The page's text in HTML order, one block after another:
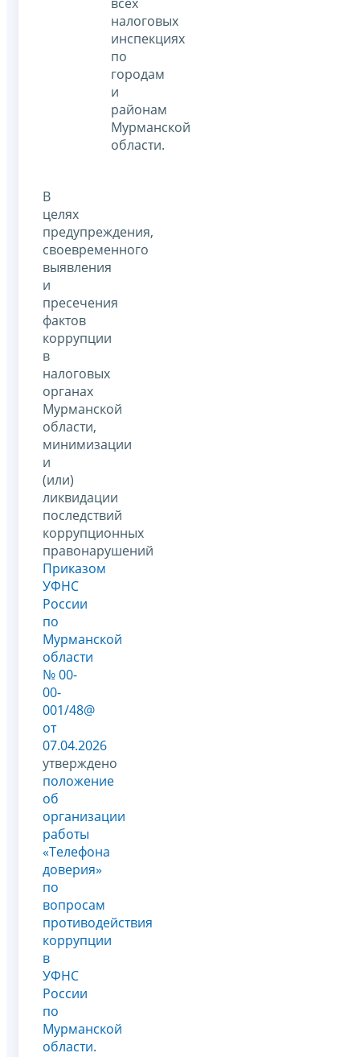
налоговых
инспекциях
по
городам
и
районам
Мурманской
области.
В
целях
предупреждения,
своевременного
выявления
и
пресечения
фактов
коррупции
в
налоговых
органах
Мурманской
области,
минимизации
и
(или)
ликвидации
последствий
коррупционных
правонарушений
Приказом
УФНС
России
по
Мурманской
области
№ 00-
00-
001/48@
от
07.04.2026
утверждено
положение
об
организации
работы
«Телефона
доверия»
по
вопросам
противодействия
коррупции
в
УФНС
России
по
Мурманской
области.